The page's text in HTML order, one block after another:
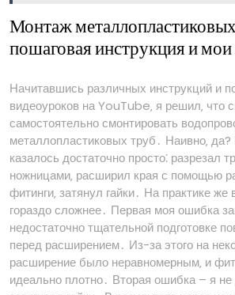
Монтаж металлопластиковых
пошаговая инструкция и
Начитавшись различных инструкций и
видеоуроков на YouTube‚ я решил‚ что
самостоятельно смонтировать
металлопластиковых труб․ Наивно‚
казалось достаточно просто⁚ разрезал
ножницами‚ расширил края с помощью
фитинги‚ затянул гайки․ На практике же
гораздо сложнее․ Первая моя ошибка
недостаточно тщательной подготовке
перед расширением․ Из-за этого на
расширение было неравномерным‚ и
идеально плотно․ Вторая ошибка – я не